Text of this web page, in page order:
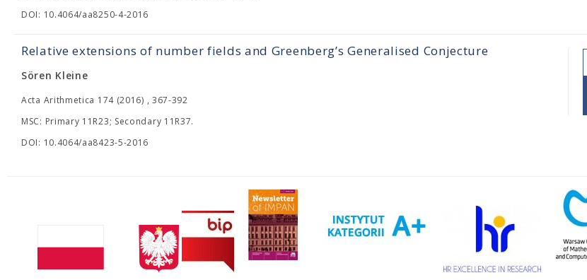
DOI: 10.4064/aa8250-4-2016
Relative extensions of number fields and Greenberg’s Generalised Conjecture
Sören Kleine
Acta Arithmetica 174 (2016) , 367-392
MSC: Primary 11R23; Secondary 11R37.
DOI: 10.4064/aa8423-5-2016